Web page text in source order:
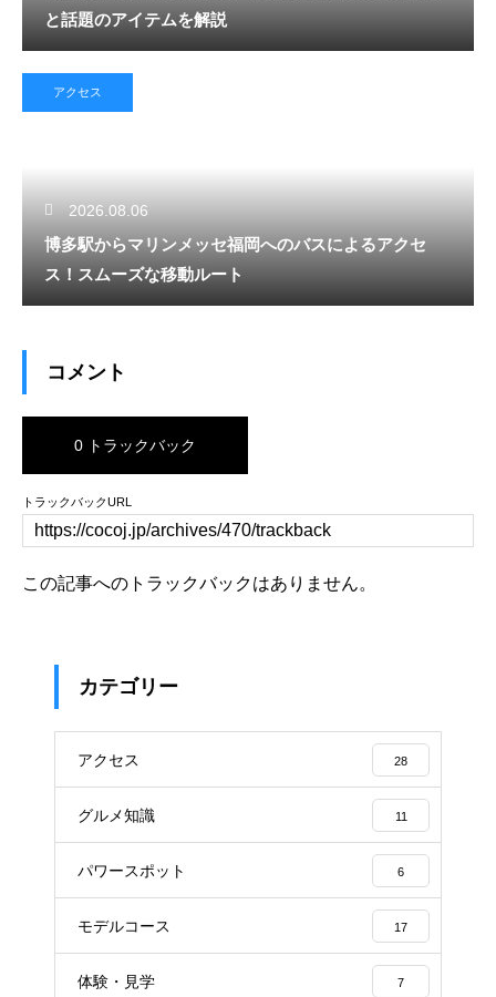
と話題のアイテムを解説
アクセス
2026.08.06
博多駅からマリンメッセ福岡へのバスによるアクセ
ス！スムーズな移動ルート
コメント
0 トラックバック
トラックバックURL
この記事へのトラックバックはありません。
カテゴリー
アクセス 28
グルメ知識 11
パワースポット 6
モデルコース 17
体験・見学 7